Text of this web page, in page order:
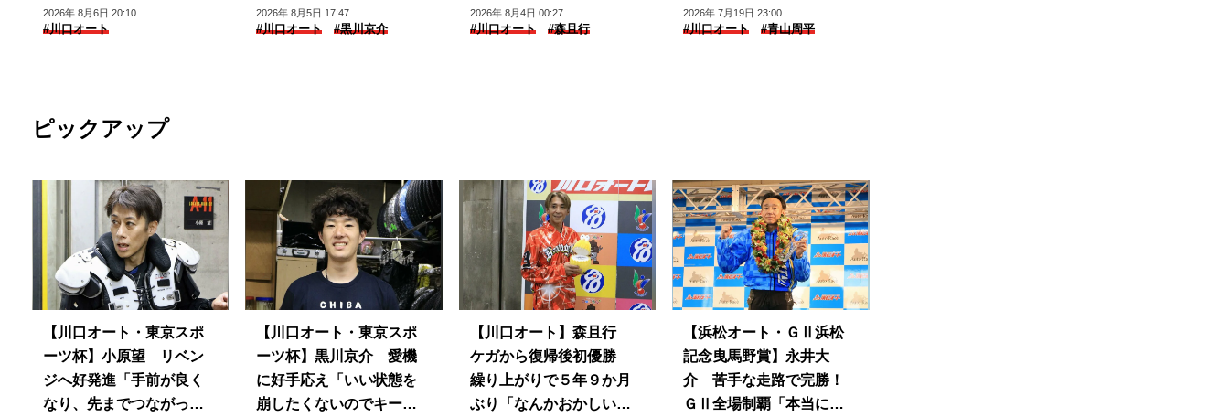
いる」
2026年 8月6日 20:10
#川口オート
できるように」
2026年 8月5日 17:47
#川口オート #黒川京介
じ」
2026年 8月4日 00:27
#川口オート #森且行
番良かった」
2026年 7月19日 23:00
#川口オート #青山周平
ピックアップ
【川口オート・東京スポ
ーツ杯】小原望 リベン
ジへ好発進「手前が良く
なり、先までつながって
【川口オート・東京スポ
ーツ杯】黒川京介 愛機
に好手応え「いい状態を
崩したくないのでキープ
【川口オート】森且行
ケガから復帰後初優勝
繰り上がりで５年９か月
ぶり「なんかおかしい感
【浜松オート・ＧⅡ浜松
記念曳馬野賞】永井大
介 苦手な走路で完勝！
ＧⅡ全場制覇「本当に信